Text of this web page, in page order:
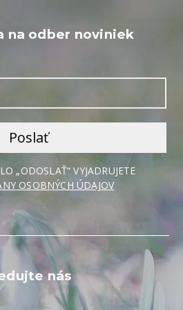
na odber noviniek
„ODOSLAŤ“ VYJADRUJETE
OSOBNÝCH ÚDAJOV
nás